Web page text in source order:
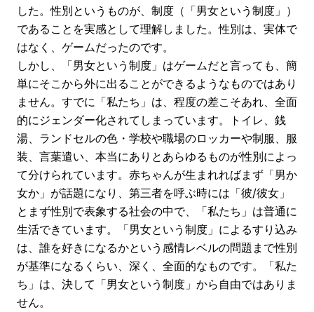
した。性別というものが、制度（「男女という制度」）
であることを実感として理解しました。性別は、実体で
はなく、ゲームだったのです。
しかし、「男女という制度」はゲームだと言っても、簡
単にそこから外に出ることができるようなものではあり
ません。すでに「私たち」は、程度の差こそあれ、全面
的にジェンダー化されてしまっています。トイレ、銭
湯、ランドセルの色・学校や職場のロッカーや制服、服
装、言葉遣い、本当にありとあらゆるものが性別によっ
て分けられています。赤ちゃんが生まれればまず「男か
女か」が話題になり、第三者を呼ぶ時には「彼/彼女」
とまず性別で表象する社会の中で、「私たち」は普通に
生活できています。「男女という制度」によるすり込み
は、誰を好きになるかという感情レベルの問題まで性別
が基準になるくらい、深く、全面的なものです。「私た
ち」は、決して「男女という制度」から自由ではありま
せん。